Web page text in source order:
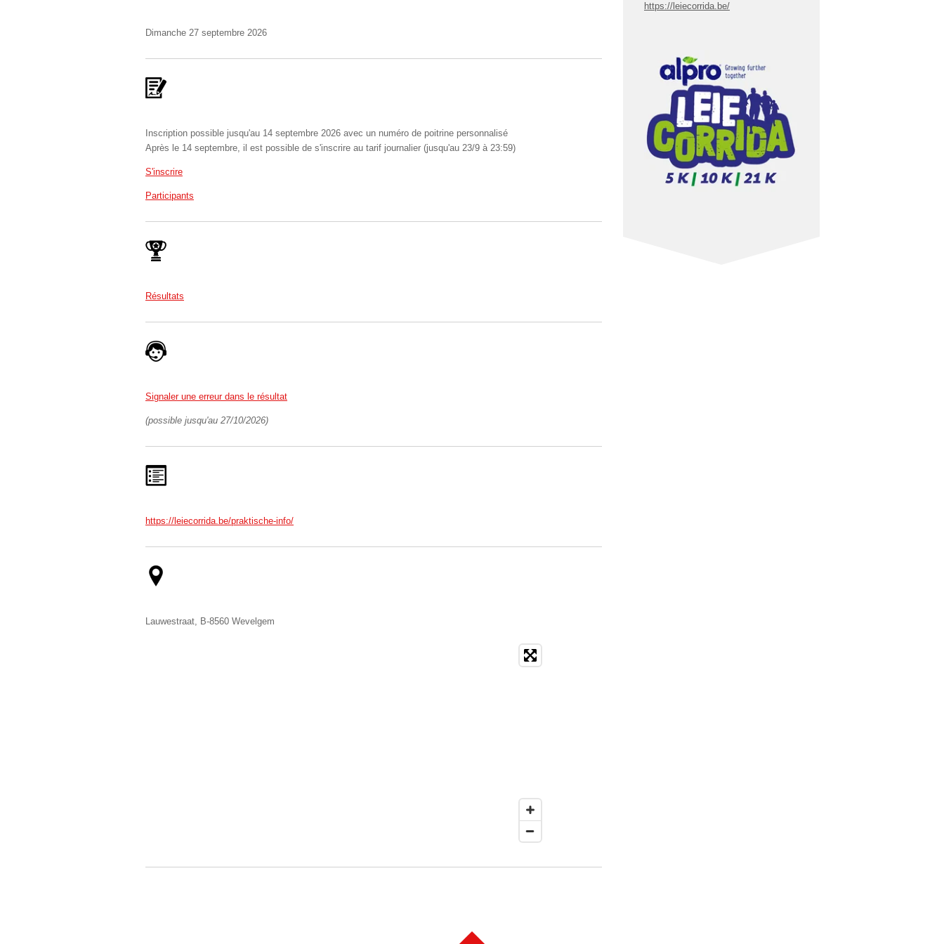
Dimanche 27 septembre 2026
Inscription possible jusqu'au 14 septembre 2026 avec un numéro de poitrine personnalisé
Après le 14 septembre, il est possible de s'inscrire au tarif journalier (jusqu'au 23/9 à 23:59)
S'inscrire
Participants
Résultats
Signaler une erreur dans le résultat
(possible jusqu'au 27/10/2026)
https://leiecorrida.be/praktische-info/
Lauwestraat, B-8560 Wevelgem
https://leiecorrida.be/